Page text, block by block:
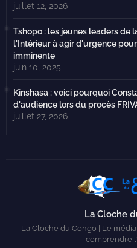
juillet 12, 2026
Tshopo : les jeunes leaders de
l'Intérieur à agir d'urgence
imminente
juin 10, 2025
Kinshasa : voici pourquoi
d'audience lors du procès
juillet 27, 2026
La Cloche
La Cloche du Congo | Le
comprendre